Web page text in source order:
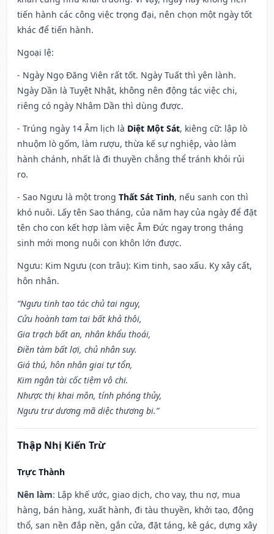
tiến hành các công việc trọng đại, nên chọn một ngày tốt
khác để tiến hành.
Ngoại lệ:
- Ngày Ngọ Đăng Viên rất tốt. Ngày Tuất thì yên lành.
Ngày Dần là Tuyệt Nhật, không nên động tác việc chi,
riêng có ngày Nhâm Dần thì dùng được.
- Trúng ngày 14 Âm lịch là Diệt Một Sát, kiêng cữ: lập lò
nhuộm lò gốm, làm rượu, thừa kế sự nghiệp, vào làm
hành chánh, nhất là đi thuyền chẳng thể tránh khỏi rủi
ro.
- Sao Ngưu là một trong Thất Sát Tinh, nếu sanh con thì
khó nuôi. Lấy tên Sao tháng, của năm hay của ngày để đặt
tên cho con kết hợp làm việc Âm Đức ngay trong tháng
sinh mới mong nuôi con khôn lớn được.
Ngưu: Kim Ngưu (con trâu): Kim tinh, sao xấu. Kỵ xây cất,
hôn nhân.
“Ngưu tinh tạo tác chủ tai nguy,
Cửu hoành tam tai bất khả thôi,
Gia trạch bất an, nhân khẩu thoái,
Điền tàm bất lợi, chủ nhân suy.
Giá thú, hôn nhân giai tự tổn,
Kim ngân tài cốc tiệm vô chi.
Nhược thị khai môn, tính phóng thủy,
Ngưu trư dương mã diệc thương bi.”
Thập Nhị Kiến Trừ
Trực Thành
Nên làm: Lập khế ước, giao dịch, cho vay, thu nợ, mua
hàng, bán hàng, xuất hành, đi tàu thuyền, khởi tạo, động
thổ, san nền đắp nền, gắn cửa, đặt táng, kê gác, dựng xây